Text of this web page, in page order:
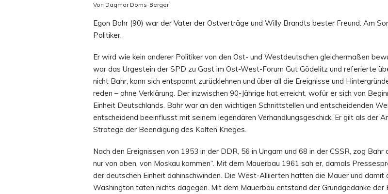
Von Dagmar Doms-Berger
Egon Bahr (90) war der Vater der Ostverträge und Willy Brandts bester Freund. Am
Politiker.
Er wird wie kein anderer Politiker von den Ost- und Westdeutschen gleichermaßen
war das Urgestein der SPD zu Gast im Ost-West-Forum Gut Gödelitz und referierte
nicht Bahr, kann sich entspannt zurücklehnen und über all die Ereignisse und
reden – ohne Verklärung. Der inzwischen 90-Jährige hat erreicht, wofür er sich von
Einheit Deutschlands. Bahr war an den wichtigen Schnittstellen und entscheidenden
entscheidend beeinflusst mit seinem legendären Verhandlungsgeschick. Er gilt als der
Stratege der Beendigung des Kalten Krieges.
Nach den Ereignissen von 1953 in der DDR, 56 in Ungarn und 68 in der CSSR, zog Bahr
nur von oben, von Moskau kommen“. Mit dem Mauerbau 1961 sah er, damals
der deutschen Einheit dahinschwinden. Die West-Alliierten hatten die Mauer und
Washington taten nichts dagegen. Mit dem Mauerbau entstand der Grundgedanke der